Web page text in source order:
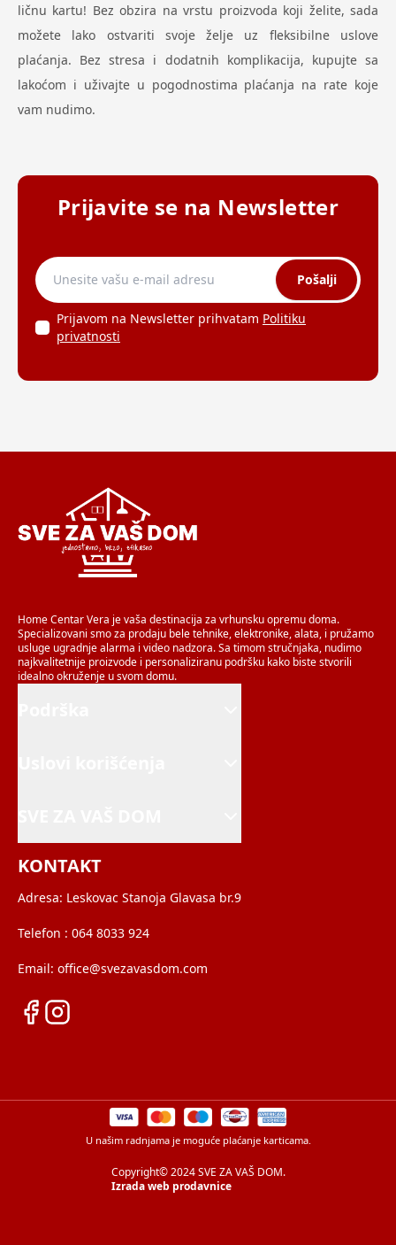
ličnu kartu! Bez obzira na vrstu proizvoda koji želite, sada
možete lako ostvariti svoje želje uz fleksibilne uslove
plaćanja. Bez stresa i dodatnih komplikacija, kupujte sa
lakoćom i uživajte u pogodnostima plaćanja na rate koje
vam nudimo.
Prijavite se na Newsletter
Pošalji
Prijavom na Newsletter prihvatam Politiku
privatnosti
Home Centar Vera je vaša destinacija za vrhunsku opremu doma.
Specializovani smo za prodaju bele tehnike, elektronike, alata, i pružamo
usluge ugradnje alarma i video nadzora. Sa timom stručnjaka, nudimo
najkvalitetnije proizvode i personaliziranu podršku kako biste stvorili
idealno okruženje u svom domu.
KONTAKT
Adresa: Leskovac Stanoja Glavasa br.9
Telefon : 064 8033 924
Email: office@svezavasdom.com
U našim radnjama je moguće plaćanje karticama.
Copyright© 2024 SVE ZA VAŠ DOM.
Izrada web prodavnice